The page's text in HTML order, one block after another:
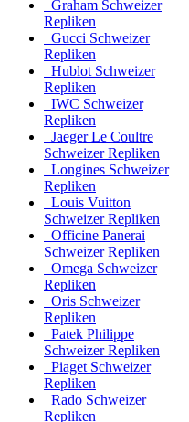
Graham Schweizer
Repliken
Gucci Schweizer
Repliken
Hublot Schweizer
Repliken
IWC Schweizer
Repliken
Jaeger Le Coultre
Schweizer Repliken
Longines Schweizer
Repliken
Louis Vuitton
Schweizer Repliken
Officine Panerai
Schweizer Repliken
Omega Schweizer
Repliken
Oris Schweizer
Repliken
Patek Philippe
Schweizer Repliken
Piaget Schweizer
Repliken
Rado Schweizer
Repliken